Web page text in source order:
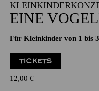
EINE
Für Kleinkinder von 1 bis
TICKETS
12,00 €